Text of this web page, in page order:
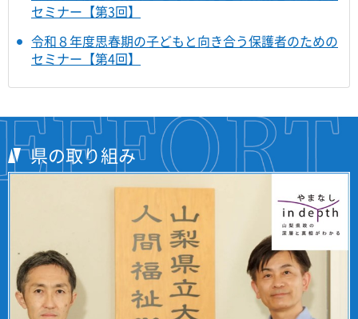
セミナー【第3回】
令和８年度思春期の子どもと向き合う保護者のための
セミナー【第4回】
県の取り組み